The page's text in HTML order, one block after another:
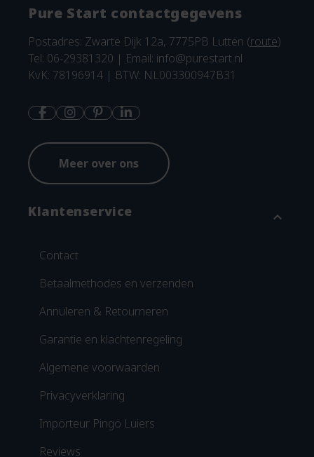
Pure Start contactgegevens
Postadres: Zwarte Dijk 12a, 7775PB Lutten (route)
Tel: 06-29381320 | Email: info@purestart.nl
KvK: 78196914 | BTW: NL003300947B31
Meer over ons
Klantenservice expand_more
Contact
Betaalmethodes en verzenden
Annuleren & Retourneren
Garantie en klachtenregeling
Algemene voorwaarden
Privacyverklaring
Importeur Pingo Luiers
Reviews